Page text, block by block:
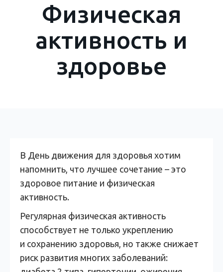
Физическая
активность и
здоровье
В День движения для здоровья хотим
напомнить, что лучшее сочетание – это
здоровое питание и физическая
активность.
Регулярная физическая активность
способствует не только укреплению
и сохранению здоровья, но также снижает
риск развития многих заболеваний: